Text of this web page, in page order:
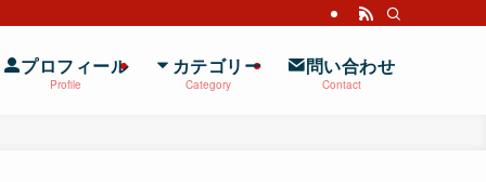
プロフィール
Profile
カテゴリー
Category
問い合わせ
Contact